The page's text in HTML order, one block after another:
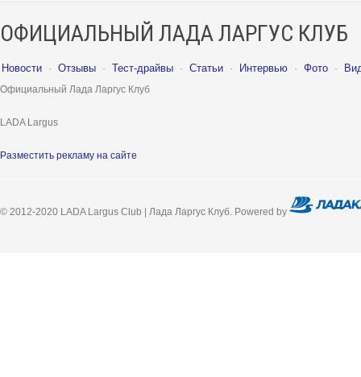
ОФИЦИАЛЬНЫЙ ЛАДА ЛАРГУС КЛУБ
Новости · Отзывы · Тест-драйвы · Статьи · Интервью · Фото ·
Официальный Лада Ларгус Клуб
LADA Largus
Разместить рекламу на сайте
© 2012-2020 LADA Largus Club | Лада Ларгус Клуб. Powered by